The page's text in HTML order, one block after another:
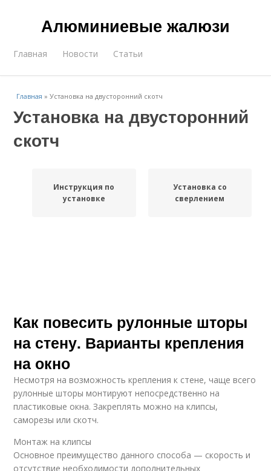
Алюминиевые жалюзи
Главная Новости Статьи
Главная »Установка на двусторонний скотч
Установка на двусторонний
скотч
Инструкция по
установке
Установка со
сверлением
Как повесить рулонные шторы
на стену. Варианты крепления
на окно
Несмотря на возможность крепления к стене, чаще всего
рулонные шторы монтируют непосредственно на
пластиковые окна. Закреплять можно на клипсы,
саморезы или скотч.
Монтаж на клипсы
Основное преимущество данного способа — скорость и
отсутствие необходимости дополнительных